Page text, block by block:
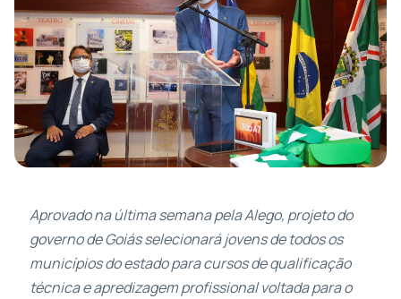
Aprovado na última semana pela Alego, projeto do
governo de Goiás selecionará jovens de todos os
municípios do estado para cursos de qualificação
técnica e apredizagem profissional voltada para o